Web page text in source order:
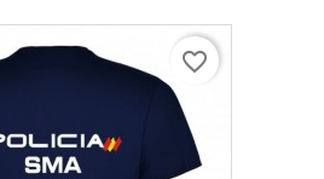
favorite_border